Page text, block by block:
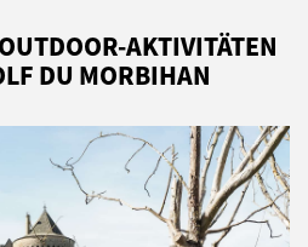
AKTIVITÄTEN
DU MORBIHAN